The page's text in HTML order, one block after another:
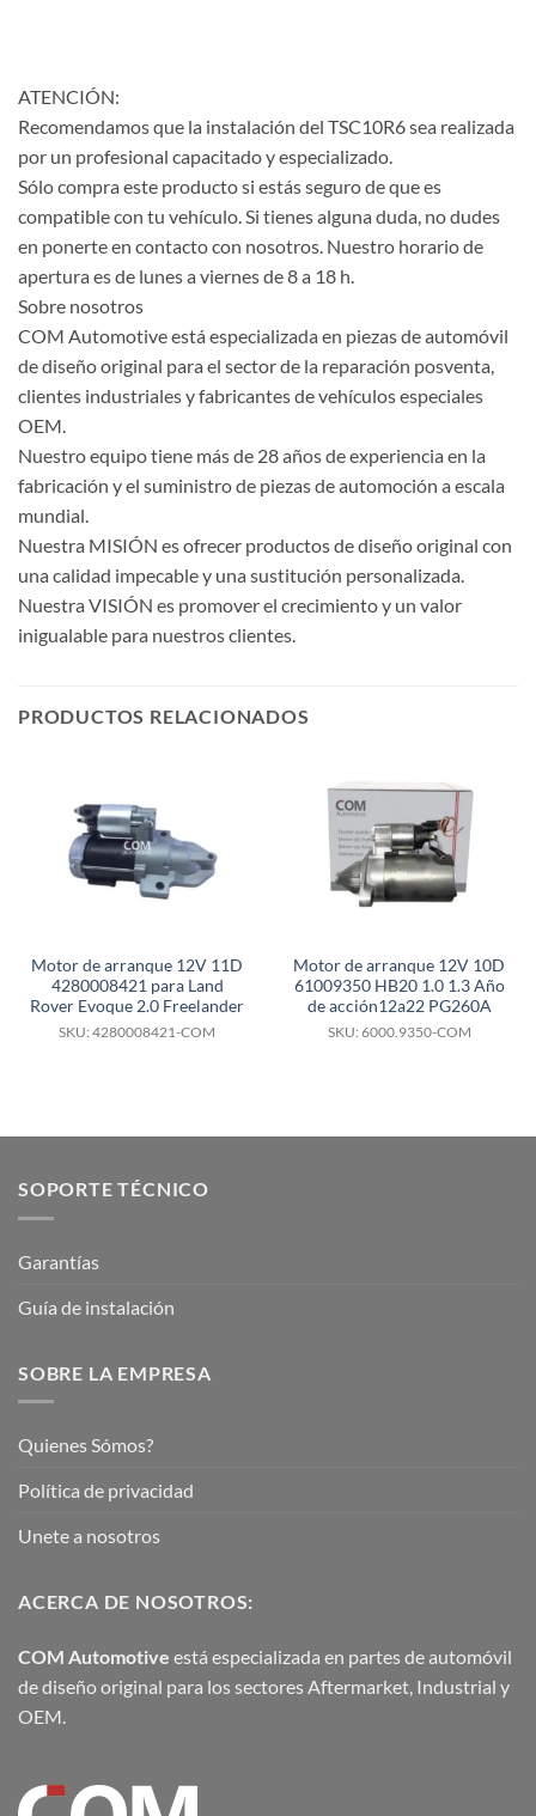
ATENCIÓN:
Recomendamos que la instalación del TSC10R6 sea realizada
por un profesional capacitado y especializado.
Sólo compra este producto si estás seguro de que es
compatible con tu vehículo. Si tienes alguna duda, no dudes
en ponerte en contacto con nosotros. Nuestro horario de
apertura es de lunes a viernes de 8 a 18 h.
Sobre nosotros
COM Automotive está especializada en piezas de automóvil
de diseño original para el sector de la reparación posventa,
clientes industriales y fabricantes de vehículos especiales
OEM.
Nuestro equipo tiene más de 28 años de experiencia en la
fabricación y el suministro de piezas de automoción a escala
mundial.
Nuestra MISIÓN es ofrecer productos de diseño original con
una calidad impecable y una sustitución personalizada.
Nuestra VISIÓN es promover el crecimiento y un valor
inigualable para nuestros clientes.
PRODUCTOS RELACIONADOS
Motor de arranque 12V 11D
4280008421 para Land
Rover Evoque 2.0 Freelander
SKU: 4280008421-COM
Motor de arranque 12V 10D
61009350 HB20 1.0 1.3 Año
de acción12a22 PG260A
SKU: 6000.9350-COM
SOPORTE TÉCNICO
Garantías
Guía de instalación
SOBRE LA EMPRESA
Quienes Sómos?
Política de privacidad
Unete a nosotros
ACERCA DE NOSOTROS:
COM Automotive está especializada en partes de automóvil
de diseño original para los sectores Aftermarket, Industrial y
OEM.